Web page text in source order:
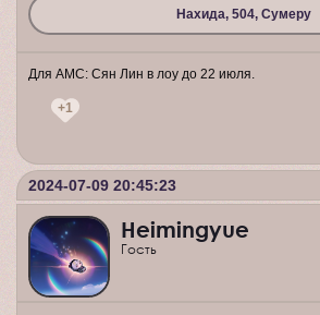
Нахида, 504, Сумеру
Для АМС: Сян Лин в лоу до 22 июля.
+1
2024-07-09 20:45:23
Heimingyue
Гость